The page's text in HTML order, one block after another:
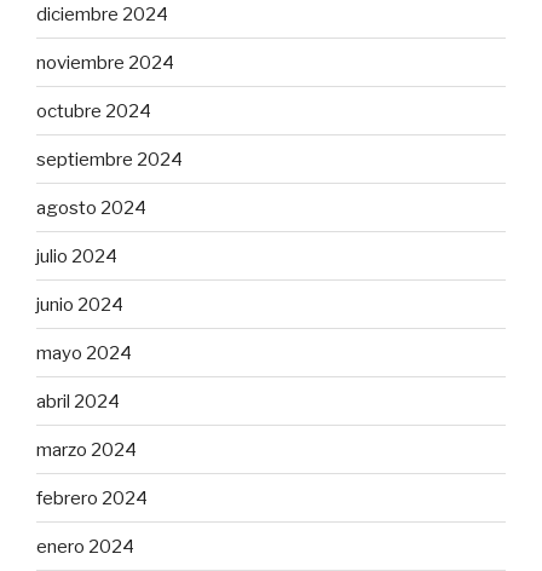
diciembre 2024
noviembre 2024
octubre 2024
septiembre 2024
agosto 2024
julio 2024
junio 2024
mayo 2024
abril 2024
marzo 2024
febrero 2024
enero 2024